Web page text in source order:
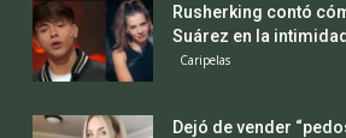
Rusherking contó
Suárez en la
Caripelas
Dejó de vender